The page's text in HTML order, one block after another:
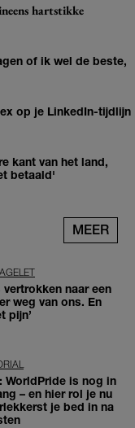
hartstikke
of ik wel de beste,
op je LinkedIn-tijdlijn
kant van het land,
betaald'
MEER
naar een
weg van ons. En
pijn’
WorldPride is nog in
– en hier rol je nu
je bed in na